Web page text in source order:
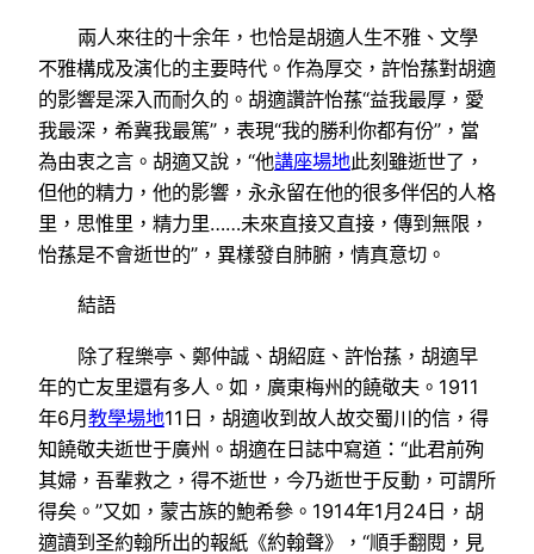
兩人來往的十余年，也恰是胡適人生不雅、文學
不雅構成及演化的主要時代。作為厚交，許怡蓀對胡適
的影響是深入而耐久的。胡適讚許怡蓀“益我最厚，愛
我最深，希冀我最篤”，表現“我的勝利你都有份”，當
為由衷之言。胡適又說，“他講座場地此刻雖逝世了，
但他的精力，他的影響，永永留在他的很多伴侶的人格
里，思惟里，精力里……未來直接又直接，傳到無限，
怡蓀是不會逝世的”，異樣發自肺腑，情真意切。
結語
除了程樂亭、鄭仲誠、胡紹庭、許怡蓀，胡適早
年的亡友里還有多人。如，廣東梅州的饒敬夫。1911
年6月教學場地11日，胡適收到故人故交蜀川的信，得
知饒敬夫逝世于廣州。胡適在日誌中寫道：“此君前殉
其婦，吾輩救之，得不逝世，今乃逝世于反動，可謂所
得矣。”又如，蒙古族的鮑希參。1914年1月24日，胡
適讀到圣約翰所出的報紙《約翰聲》，“順手翻閱，見